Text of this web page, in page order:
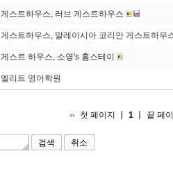
게스트하우스, 러브 게스트하우스
게스트하우스, 말레이시아 코리안 게스트하우
게스트 하우스, 소영's 홈스테이
엘리트 영어학원
첫 페이지
1 끝 페
취소